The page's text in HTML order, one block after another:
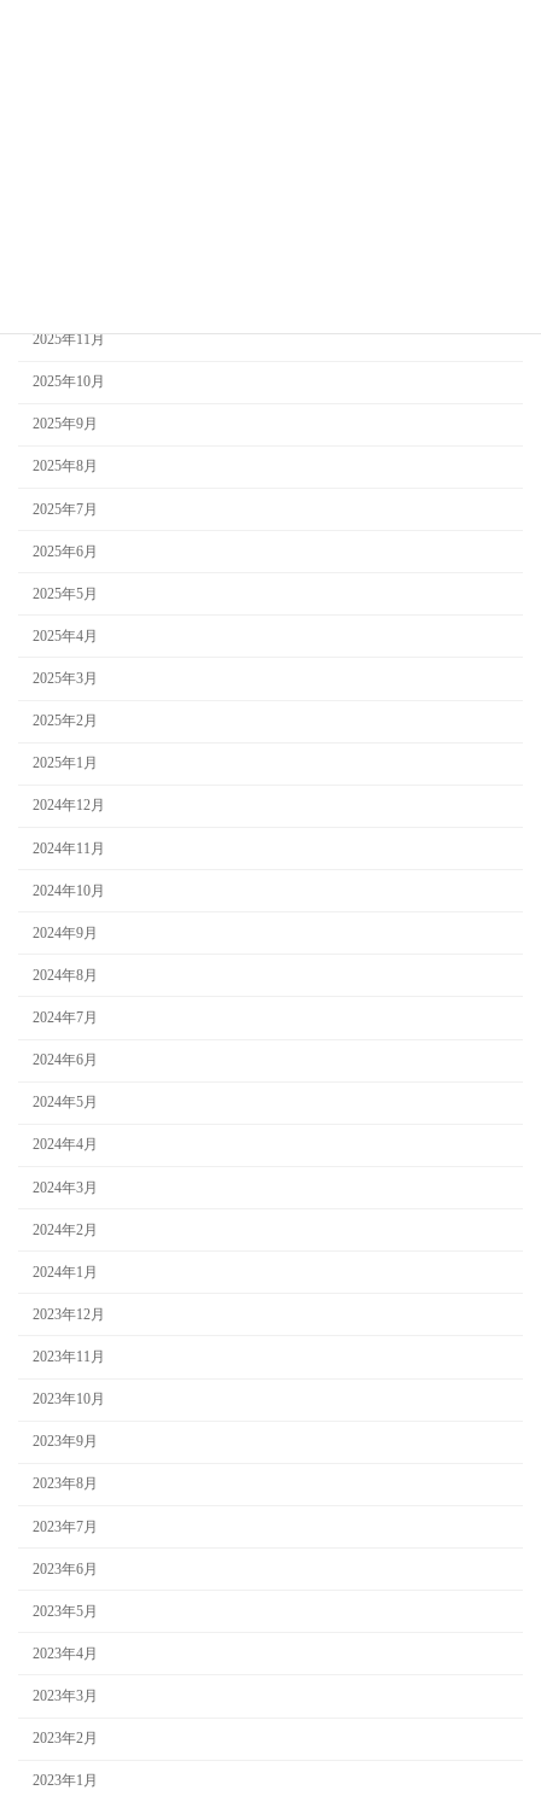
2025年11月
2025年10月
2025年9月
2025年8月
2025年7月
2025年6月
2025年5月
2025年4月
2025年3月
2025年2月
2025年1月
2024年12月
2024年11月
2024年10月
2024年9月
2024年8月
2024年7月
2024年6月
2024年5月
2024年4月
2024年3月
2024年2月
2024年1月
2023年12月
2023年11月
2023年10月
2023年9月
2023年8月
2023年7月
2023年6月
2023年5月
2023年4月
2023年3月
2023年2月
2023年1月